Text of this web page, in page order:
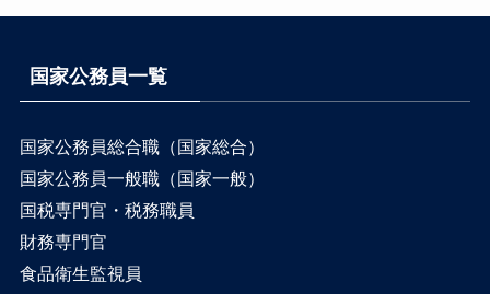
国家公務員一覧
国家公務員総合職（国家総合）
国家公務員一般職（国家一般）
国税専門官・税務職員
財務専門官
食品衛生監視員